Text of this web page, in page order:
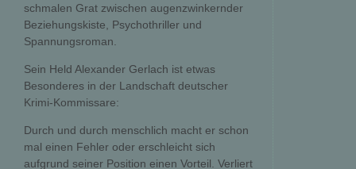
schmalen Grat zwischen augenzwinkernder
Beziehungskiste, Psychothriller und
Spannungsroman.
Sein Held Alexander Gerlach ist etwas
Besonderes in der Landschaft deutscher
Krimi-Kommissare:
Durch und durch menschlich macht er schon
mal einen Fehler oder erschleicht sich
aufgrund seiner Position einen Vorteil. Verliert